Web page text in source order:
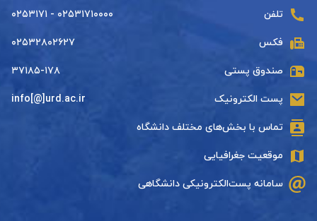
تلفن ۰۲۵۳۱۷۱۰۰۰۰ - ۰۲۵۳۱۷۱
فکس ۰۲۵۳۲۸۰۲۶۲۷
صندوق پستی ۳۷۱۸۵-۱۷۸
پست الکترونیک info[@]urd.ac.ir
تماس با بخش‌های مختلف دانشگاه
موقعیت جغرافیایی
سامانه پست‌الکترونیکی دانشگاهی